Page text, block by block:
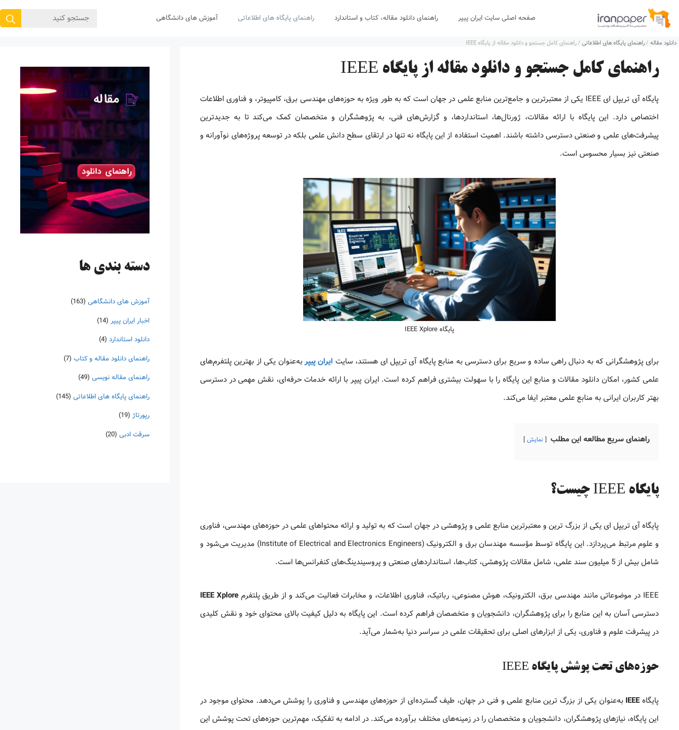
پرش
محتوا
صفحه اصلی سایت ایران پیپر راهنمای دانلود مقاله، کتاب و استاندارد راهنمای پایگاه های اطلاعاتی آموزش های دانشگاهی
جستجوی
دانلود مقاله /راهنمای پایگاه های اطلاعاتی /راهنمای کامل جستجو و دانلود مقاله از پایگاه IEEE
راهنمای کامل جستجو و دانلود مقاله از پایگاه IEEE
پایگاه آی تریپل ای IEEE یکی از معتبرترین و جامع‌ترین منابع علمی در جهان است که به طور ویژه به حوزه‌های مهندسی برق، کامپیوتر، و فناوری اطلاعات
اختصاص دارد. این پایگاه با ارائه مقالات، ژورنال‌ها، استانداردها، و گزارش‌های فنی، به پژوهشگران و متخصصان کمک می‌کند تا به جدیدترین
پیشرفت‌های علمی و صنعتی دسترسی داشته باشند. اهمیت استفاده از این پایگاه نه تنها در ارتقای سطح دانش علمی بلکه در توسعه پروژه‌های نوآورانه و
صنعتی نیز بسیار محسوس است.
پایگاه IEEE Xplore
برای پژوهشگرانی که به دنبال راهی ساده و سریع برای دسترسی به منابع پایگاه آی تریپل ای هستند، سایت ایران پیپر به‌عنوان یکی از بهترین پلتفرم‌های
علمی کشور، امکان دانلود مقالات و منابع این پایگاه را با سهولت بیشتری فراهم کرده است. ایران پیپر با ارائه خدمات حرفه‌ای، نقش مهمی در دسترسی
بهتر کاربران ایرانی به منابع علمی معتبر ایفا می‌کند.
راهنمای سریع مطالعه این مطلب نمایش
پایگاه IEEE چیست؟
پایگاه آی تریپل ای یکی از بزرگ‌ ترین و معتبرترین منابع علمی و پژوهشی در جهان است که به تولید و ارائه محتواهای علمی در حوزه‌های مهندسی، فناوری
و علوم مرتبط می‌پردازد. این پایگاه توسط مؤسسه مهندسان برق و الکترونیک (Institute of Electrical and Electronics Engineers) مدیریت می‌شود و
شامل بیش از 5 میلیون سند علمی، شامل مقالات پژوهشی، کتاب‌ها، استانداردهای صنعتی و پروسیندینگ‌های کنفرانس‌ها است.
IEEE در موضوعاتی مانند مهندسی برق، الکترونیک، هوش مصنوعی، رباتیک، فناوری اطلاعات، و مخابرات فعالیت می‌کند و از طریق پلتفرم
IEEE Xplore
دسترسی آسان به این منابع را برای پژوهشگران، دانشجویان و متخصصان فراهم کرده است. این پایگاه به دلیل کیفیت بالای محتوای خود و نقش کلیدی
در پیشرفت علوم و فناوری، یکی از ابزارهای اصلی برای تحقیقات علمی در سراسر دنیا به‌شمار می‌آید.
حوزه‌های تحت پوشش پایگاه IEEE
پایگاه IEEE به‌عنوان یکی از بزرگ‌ ترین منابع علمی و فنی در جهان، طیف گسترده‌ای از حوزه‌های مهندسی و فناوری را پوشش می‌دهد. محتوای موجود در
این پایگاه، نیازهای پژوهشگران، دانشجویان و متخصصان را در زمینه‌های مختلف برآورده می‌کند. در ادامه به تفکیک، مهم‌ترین حوزه‌های تحت پوشش این
دسته‌ بندی ها
آموزش های دانشگاهی (163)
اخبار ایران پیپر (14)
دانلود استاندارد (4)
راهنمای دانلود مقاله و کتاب (7)
راهنمای مقاله نویسی (49)
راهنمای پایگاه های اطلاعاتی (145)
رپورتاژ (19)
سرقت ادبی (20)